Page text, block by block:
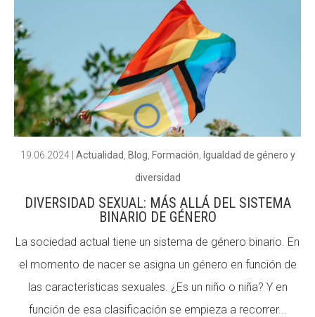
19.06.2024| Actualidad Blog Formación
Igualdad de género y
diversidad
DIVERSIDAD SEXUAL: MÁS ALLÁ DEL SISTEMA
BINARIO DE GÉNERO
La sociedad actual tiene un sistema de género binario. En
el momento de nacer se asigna un género en función de
las características sexuales. ¿Es un niño o niña? Y en
función de esa clasificación se empieza a recorrer...
Missió i valors
Els comptes clars
Memòria d'activitats
Proposta educativa
ACTUALITAT
Butlletins
Fundesplai als mitjans
Xarxes socials
Missió i valors
Els comptes clars
Memòria d'activitats
Proposta educativa
ACTUALITAT
Butlletins
Fundesplai als mitjans
Xarxes socials